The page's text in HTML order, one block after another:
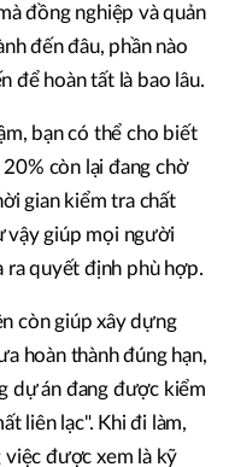
đồng nghiệp và quản
đến đâu, phần nào
để hoàn tất là bao lâu.
bạn có thể cho biết
còn lại đang chờ
gian kiểm tra chất
vậy giúp mọi người
ra quyết định phù hợp.
còn giúp xây dựng
hoàn thành đúng hạn,
dự án đang được kiểm
liên lạc". Khi đi làm,
việc được xem là kỹ